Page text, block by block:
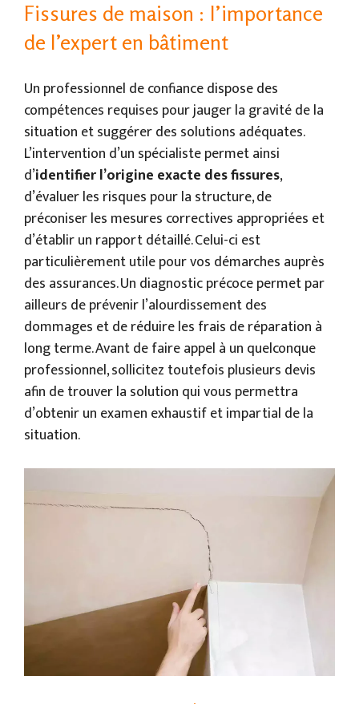
Fissures de maison : l’importance
de l’expert en bâtiment
Un professionnel de confiance dispose des
compétences requises pour jauger la gravité de la
situation et suggérer des solutions adéquates.
L’intervention d’un spécialiste permet ainsi
d’identifier l’origine exacte des fissures,
d’évaluer les risques pour la structure, de
préconiser les mesures correctives appropriées et
d’établir un rapport détaillé. Celui-ci est
particulièrement utile pour vos démarches auprès
des assurances. Un diagnostic précoce permet par
ailleurs de prévenir l’alourdissement des
dommages et de réduire les frais de réparation à
long terme. Avant de faire appel à un quelconque
professionnel, sollicitez toutefois plusieurs devis
afin de trouver la solution qui vous permettra
d’obtenir un examen exhaustif et impartial de la
situation.